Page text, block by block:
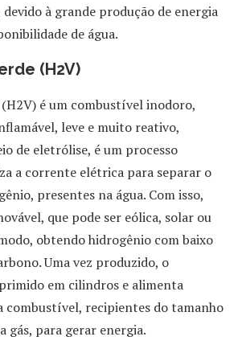
à grande produção de energia
de água.
(H2V)
é um combustível inodoro,
leve e muito reativo,
de eletrólise, é um processo
a corrente elétrica para separar o
presentes na água. Com isso,
que pode ser eólica, solar ou
obtendo hidrogênio com baixo
Uma vez produzido, o
em cilindros e alimenta
combustível, recipientes do tamanho
gás, para gerar energia.